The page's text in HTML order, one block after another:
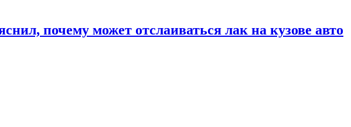
почему может отслаиваться лак на кузове авто